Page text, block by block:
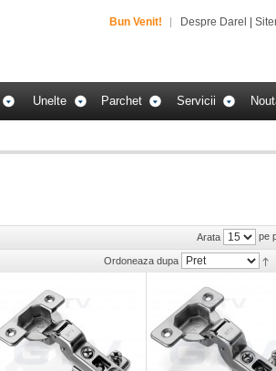
Arata pe
Ordoneaza dupa
Bun Venit! Despre Darel
Unelte Parchet Servicii